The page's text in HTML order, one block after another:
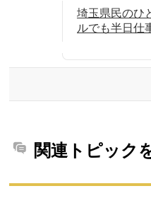
埼玉県民のひ
ルでも半日仕
関連トピック